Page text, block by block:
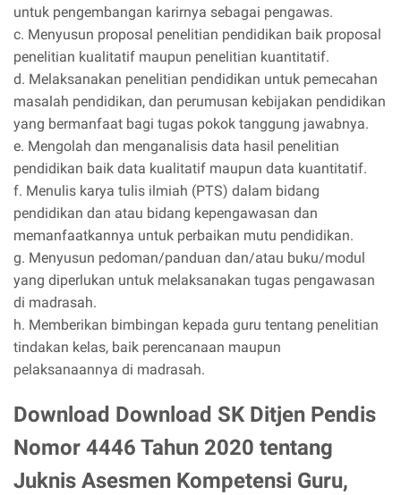
untuk pengembangan karirnya sebagai pengawas.
c. Menyusun proposal penelitian pendidikan baik proposal
penelitian kualitatif maupun penelitian kuantitatif.
d. Melaksanakan penelitian pendidikan untuk pemecahan
masalah pendidikan, dan perumusan kebijakan pendidikan
yang bermanfaat bagi tugas pokok tanggung jawabnya.
e. Mengolah dan menganalisis data hasil penelitian
pendidikan baik data kualitatif maupun data kuantitatif.
f. Menulis karya tulis ilmiah (PTS) dalam bidang
pendidikan dan atau bidang kepengawasan dan
memanfaatkannya untuk perbaikan mutu pendidikan.
g. Menyusun pedoman/panduan dan/atau buku/modul
yang diperlukan untuk melaksanakan tugas pengawasan
di madrasah.
h. Memberikan bimbingan kepada guru tentang penelitian
tindakan kelas, baik perencanaan maupun
pelaksanaannya di madrasah.
Download Download SK Ditjen Pendis
Nomor 4446 Tahun 2020 tentang
Juknis Asesmen Kompetensi Guru,